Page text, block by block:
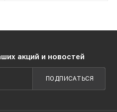
акций и новостей
ПОДПИСАТЬСЯ